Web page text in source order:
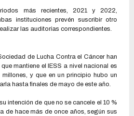
más recientes, 2021 y 2022,
instituciones prevén suscribir otro
las auditorías correspondientes.
de Lucha Contra el Cáncer han
mantiene el IESS a nivel nacional es
y que en un principio hubo un
hasta finales de mayo de este año.
intención de que no se cancele el 10 %
de hace más de once años, según sus